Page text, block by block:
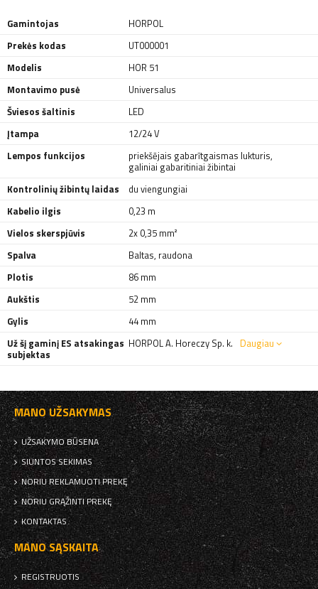
Gamintojas
HORPOL
Prekės kodas
UT000001
Modelis
HOR 51
Montavimo pusė
Universalus
Šviesos šaltinis
LED
Įtampa
12/24 V
Lempos funkcijos
priekšējais gabarītgaismas lukturis,
galiniai gabaritiniai žibintai
Kontrolinių žibintų laidas
du viengungiai
Kabelio ilgis
0,23 m
Vielos skerspjūvis
2x 0,35 mm²
Spalva
Baltas, raudona
Plotis
86 mm
Aukštis
52 mm
Gylis
44 mm
Už šį gaminį ES atsakingas
subjektas
HORPOL A. Horeczy Sp. k. Daugiau
MANO UŽSAKYMAS
UŽSAKYMO BŪSENA
SIUNTOS SEKIMAS
NORIU REKLAMUOTI PREKĘ
NORIU GRĄŽINTI PREKĘ
KONTAKTAS
MANO SĄSKAITA
REGISTRUOTIS